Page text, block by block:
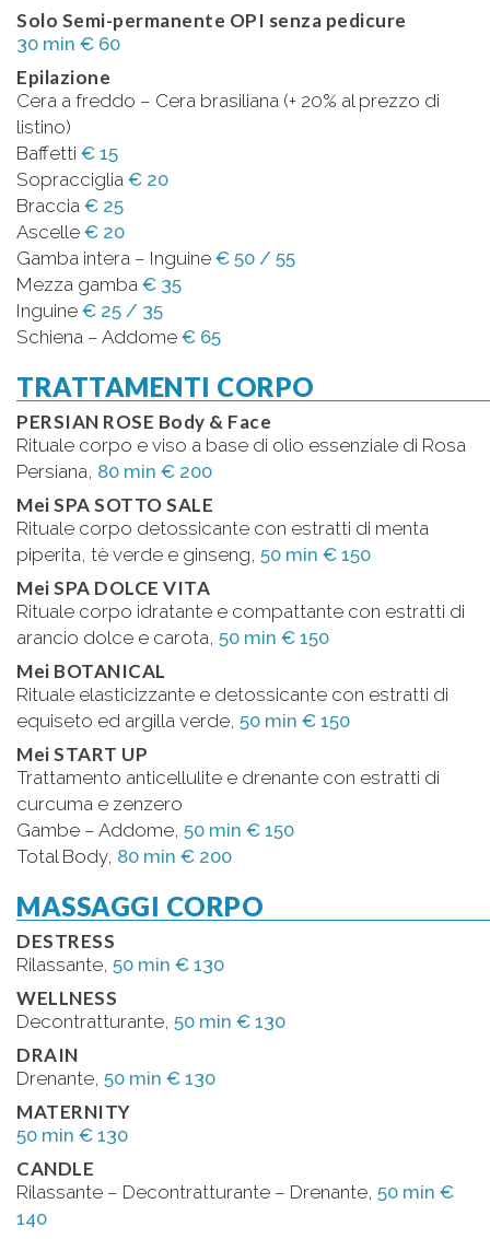
Solo Semi-permanente OPI senza pedicure
30 min € 60
Epilazione
Cera a freddo – Cera brasiliana (+ 20% al prezzo di
listino)
Baffetti € 15
Sopracciglia € 20
Braccia € 25
Ascelle € 20
Gamba intera – Inguine € 50 / 55
Mezza gamba € 35
Inguine € 25 / 35
Schiena – Addome € 65
TRATTAMENTI CORPO
PERSIAN ROSE Body & Face
Rituale corpo e viso a base di olio essenziale di Rosa
Persiana, 80 min € 200
Mei SPA SOTTO SALE
Rituale corpo detossicante con estratti di menta
piperita, tè verde e ginseng, 50 min € 150
Mei SPA DOLCE VITA
Rituale corpo idratante e compattante con estratti di
arancio dolce e carota, 50 min € 150
Mei BOTANICAL
Rituale elasticizzante e detossicante con estratti di
equiseto ed argilla verde, 50 min € 150
Mei START UP
Trattamento anticellulite e drenante con estratti di
curcuma e zenzero
Gambe – Addome, 50 min € 150
Total Body, 80 min € 200
MASSAGGI CORPO
DESTRESS
Rilassante, 50 min € 130
WELLNESS
Decontratturante, 50 min € 130
DRAIN
Drenante, 50 min € 130
MATERNITY
50 min € 130
CANDLE
Rilassante – Decontratturante – Drenante, 50 min €
140